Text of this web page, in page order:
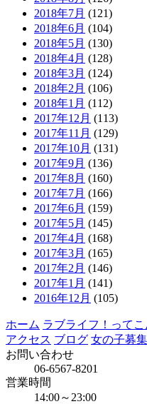
2018年7月 (121)
2018年6月 (104)
2018年5月 (130)
2018年4月 (128)
2018年3月 (124)
2018年2月 (106)
2018年1月 (112)
2017年12月 (113)
2017年11月 (129)
2017年10月 (131)
2017年9月 (136)
2017年8月 (160)
2017年7月 (166)
2017年6月 (159)
2017年5月 (145)
2017年4月 (168)
2017年3月 (165)
2017年2月 (146)
2017年1月 (141)
2016年12月 (105)
ホーム ラブライフ！って
アクセス ブログ 女の子募
お問い合わせ
06-6567-8201
営業時間
14:00～23:00